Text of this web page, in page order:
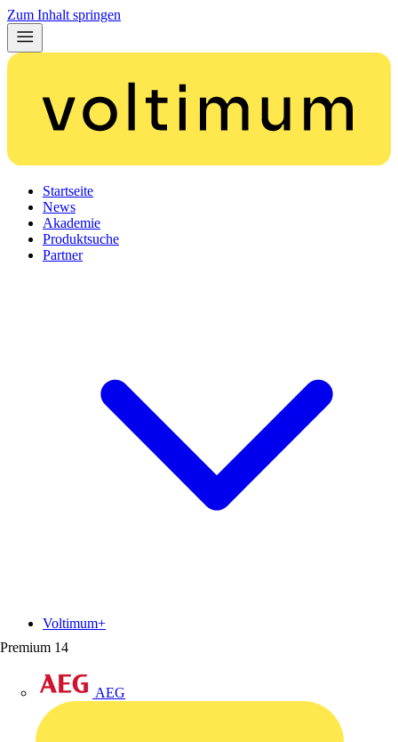
Zum Inhalt springen
Startseite
News
Akademie
Produktsuche
Partner
Premium 14
AEG
Voltimum+